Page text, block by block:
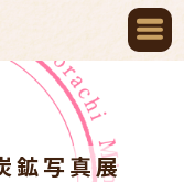
鉱写真展